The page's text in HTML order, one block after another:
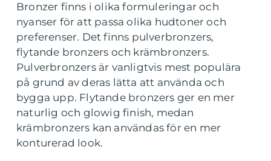
Bronzer finns i olika formuleringar och
nyanser för att passa olika hudtoner och
preferenser. Det finns pulverbronzers,
flytande bronzers och krämbronzers.
Pulverbronzers är vanligtvis mest populära
på grund av deras lätta att använda och
bygga upp. Flytande bronzers ger en mer
naturlig och glowig finish, medan
krämbronzers kan användas för en mer
konturerad look.